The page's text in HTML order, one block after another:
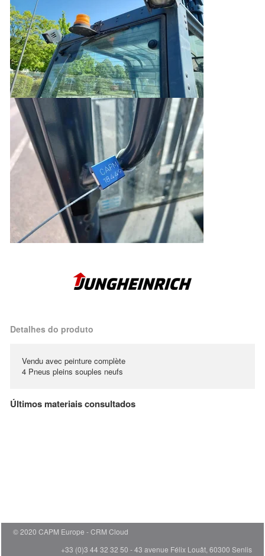
Detalhes do produto
Vendu avec peinture complète
4 Pneus pleins souples neufs
Últimos materiais consultados
© 2020 CAPM Europe
CRM Cloud
+33 (0)3 44 32 32 50 - 43 avenue Félix Louât, 60300 Senlis